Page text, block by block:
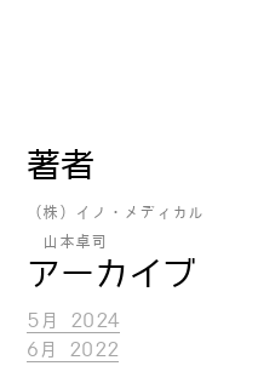
著者
（株）イノ・メディカル
山本卓司
アーカイブ
5月 2024
6月 2022